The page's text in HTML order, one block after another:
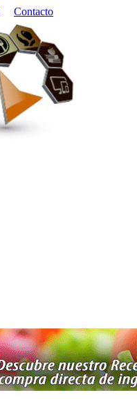
Contacto